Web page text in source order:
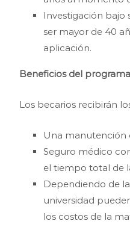
Investigación bajo
ser mayor de 40
aplicación.
Beneficios del
Los becarios recibirán
Una manutención
Seguro médico
el tiempo total de
Dependiendo de
universidad
los costos de la